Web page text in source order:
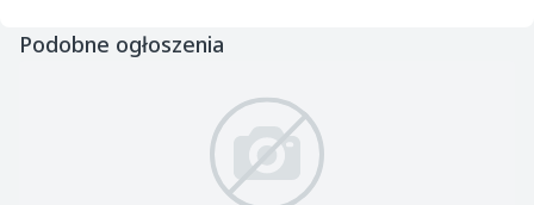
Podobne ogłoszenia